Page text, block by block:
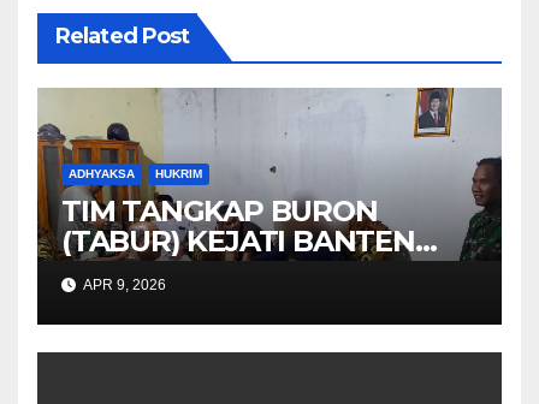
Related Post
ADHYAKSA HUKRIM
TIM TANGKAP BURON
(TABUR) KEJATI BANTEN
berhasil Menangkap Maskuri
alias Pak’De DPO KEJARI
TANGSEL
APR 9, 2026